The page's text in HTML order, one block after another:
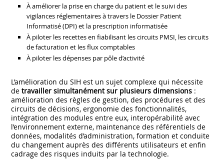
À améliorer la prise en charge du patient et le suivi des
vigilances réglementaires à travers le Dossier Patient
Informatisé (DPI) et la prescription informatisée
À piloter les recettes en fiabilisant les circuits PMSI, les circuits
de facturation et les flux comptables
À piloter les dépenses par pôle d’activité
L’amélioration du SIH est un sujet complexe qui nécessite
detravailler simultanément sur plusieurs dimensions :
amélioration des règles de gestion, des procédures et des
circuits de décisions, ergonomie des fonctionnalités,
intégration des modules entre eux, interopérabilité avec
l’environnement externe, maintenance des référentiels de
données, modalités d’administration, formation et conduite
du changement auprès des différents utilisateurs et enfin
cadrage des risques induits par la technologie.